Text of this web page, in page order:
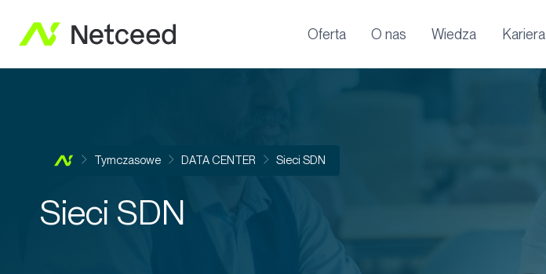
Oferta O nas Wiedza Kariera
Tymczasowe DATA CENTER Sieci SDN
Sieci SDN